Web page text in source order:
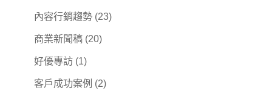
內容行銷趨勢 (23)
商業新聞稿 (20)
好優專訪 (1)
客戶成功案例 (2)